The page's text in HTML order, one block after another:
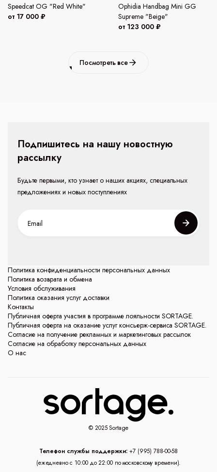
Speedcat OG "Red White"
от 17 000 ₽
Ophidia Handbag Mini GG
Supreme "Beige"
от 123 000 ₽
Посмотреть все
Политика конфиденциальности персональных данных
Политика возврата и обмена
Условия обслуживания
Политика оказания услуг доставки
Контакты
Публичная оферта участия в программе лояльности SORTAGE.
Публичная оферта на оказание услуг консьерж-сервиса SORTAGE.
Согласие на получение рекламных и маркетинговых рассылок
Согласие на обработку персональных данных
О нас
Подпишитесь на нашу новостную
рассылку
Будьте первыми, кто узнает о наших акциях, специальных
предложениях и новых поступлениях
© 2025 Sortage
Телефон службы поддержки: +7 (995) 788-00-58
(ежедневно с 10:00 до 22:00 по московскому времени).